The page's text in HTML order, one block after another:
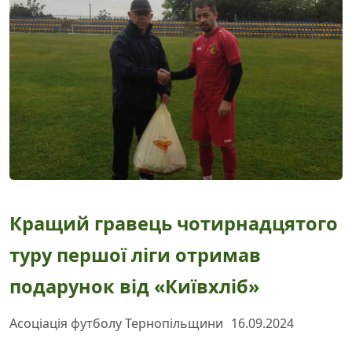
Кращий гравець чотирнадцятого
туру першої ліги отримав
подарунок від «Київхліб»
Асоціація футболу Тернопільщини 16.09.2024